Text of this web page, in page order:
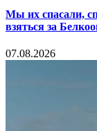
Мы их спасали,
взяться за
07.08.2026